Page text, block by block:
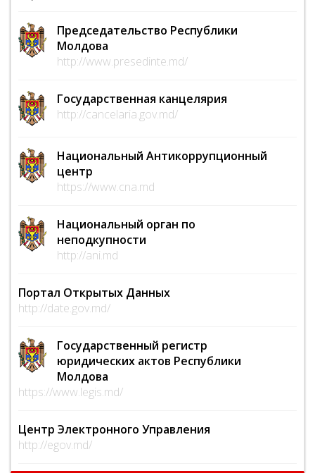
Председательство Республики
Молдова
http://www.presedinte.md/
Государственная канцелярия
http://cancelaria.gov.md/
Национальный Антикоррупционный
центр
https://www.cna.md
Национальный орган по
неподкупности
http://ani.md
Портал Открытых Данных
http://date.gov.md/
Государственный регистр
юридических актов Республики
Молдова
https://www.legis.md/
Центр Электронного Управления
http://egov.md/